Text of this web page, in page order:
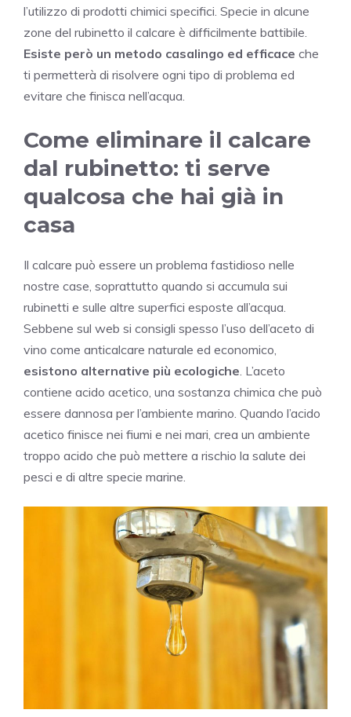
l’utilizzo di prodotti chimici specifici. Specie in alcune
zone del rubinetto il calcare è difficilmente battibile.
Esiste però un metodo casalingo ed efficace che
ti permetterà di risolvere ogni tipo di problema ed
evitare che finisca nell’acqua.
Come eliminare il calcare
dal rubinetto: ti serve
qualcosa che hai già in
casa
Il calcare può essere un problema fastidioso nelle
nostre case, soprattutto quando si accumula sui
rubinetti e sulle altre superfici esposte all’acqua.
Sebbene sul web si consigli spesso l’uso dell’aceto di
vino come anticalcare naturale ed economico,
esistono alternative più ecologiche . L’aceto
contiene acido acetico, una sostanza chimica che può
essere dannosa per l’ambiente marino. Quando l’acido
acetico finisce nei fiumi e nei mari, crea un ambiente
troppo acido che può mettere a rischio la salute dei
pesci e di altre specie marine.